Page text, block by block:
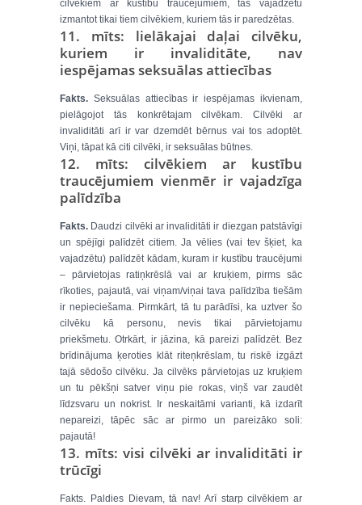
cilvēkiem ar kustību traucējumiem, tās vajadzētu
izmantot tikai tiem cilvēkiem, kuriem tās ir paredzētas.
11. mīts: lielākajai daļai cilvēku,
kuriem ir invaliditāte, nav
iespējamas seksuālas attiecības
Fakts. Seksuālas attiecības ir iespējamas ikvienam,
pielāgojot tās konkrētajam cilvēkam. Cilvēki ar
invaliditāti arī ir var dzemdēt bērnus vai tos adoptēt.
Viņi, tāpat kā citi cilvēki, ir seksuālas būtnes.
12. mīts: cilvēkiem ar kustību
traucējumiem vienmēr ir vajadzīga
palīdzība
Fakts. Daudzi cilvēki ar invaliditāti ir diezgan patstāvīgi
un spējīgi palīdzēt citiem. Ja vēlies (vai tev šķiet, ka
vajadzētu) palīdzēt kādam, kuram ir kustību traucējumi
– pārvietojas ratiņkrēslā vai ar kruķiem, pirms sāc
rīkoties, pajautā, vai viņam/viņai tava palīdzība tiešām
ir nepieciešama. Pirmkārt, tā tu parādīsi, ka uztver šo
cilvēku kā personu, nevis tikai pārvietojamu
priekšmetu. Otrkārt, ir jāzina, kā pareizi palīdzēt. Bez
brīdinājuma ķeroties klāt riteņkrēslam, tu riskē izgāzt
tajā sēdošo cilvēku. Ja cilvēks pārvietojas uz kruķiem
un tu pēkšņi satver viņu pie rokas, viņš var zaudēt
līdzsvaru un nokrist. Ir neskaitāmi varianti, kā izdarīt
nepareizi, tāpēc sāc ar pirmo un pareizāko soli:
pajautā!
13. mīts: visi cilvēki ar invaliditāti ir
trūcīgi
Fakts. Paldies Dievam, tā nav! Arī starp cilvēkiem ar